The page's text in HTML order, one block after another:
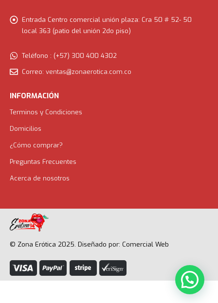
Entrada Centro comercial unión plaza: Cra 50 # 52- 50
local 363 (patio del unión 2do piso)
Teléfono : (+57) 300 400 4302
Correo: ventas@zonaerotica.com.co
INFORMACIÓN
Terminos y Condiciones
Domicilios
¿Cómo comprar?
Preguntas Frecuentes
Acerca de nosotros
© Zona Erótica 2025. Diseñado por: Comercial Web